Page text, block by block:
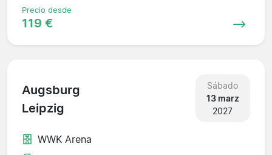
Precio desde
119 €
Augsburg
Leipzig
Sábado
13 marz
2027
WWK Arena